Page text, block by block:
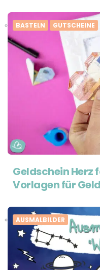
BASTELN GUTSCHEINE
Geldschein Herz
Vorlagen für
AUSMALBILDER